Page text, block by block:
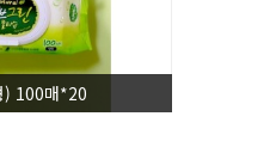
) 100매*20